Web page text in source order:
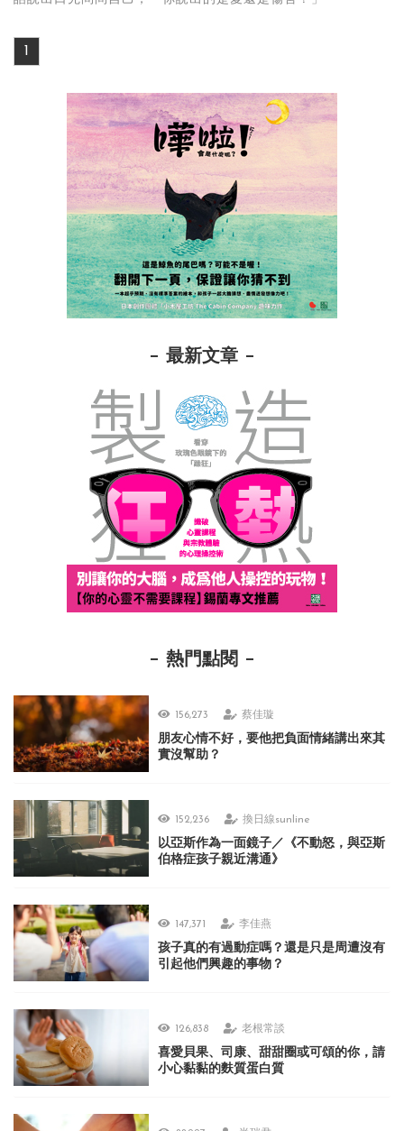
1
最新文章
熱門點閱
156,273 蔡佳璇
朋友心情不好，要他把負面情緒講出來其
實沒幫助？
152,236 換日線sunline
以亞斯作為一面鏡子／《不動怒，與亞斯
伯格症孩子親近溝通》
147,371 李佳燕
孩子真的有過動症嗎？還是只是周遭沒有
引起他們興趣的事物？
126,838 老根常談
喜愛貝果、司康、甜甜圈或可頌的你，請
小心黏黏的麩質蛋白質